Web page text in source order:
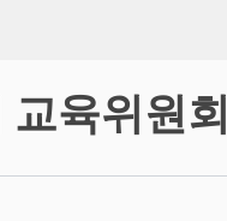
육위원회